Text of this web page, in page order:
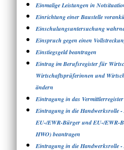
Einmalige Leistungen in
Einrichtung einer Baustelle
Einschulungsuntersuchung
Einspruch gegen einen
Einstiegsgeld beantragen
Eintrag im Berufsregister für
Wirtschaftsprüferinnen und
ändern
Eintragung in das
Eintragung in die Handwerksrolle
EU-/EWR-Bürger und EU-/EWR-
HWO) beantragen
Eintragung in die Handwerksrolle